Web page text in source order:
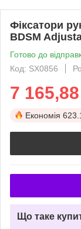
Фіксатори
BDSM
Готово до
Код: SX0856
7 165,88
Економія
Що таке